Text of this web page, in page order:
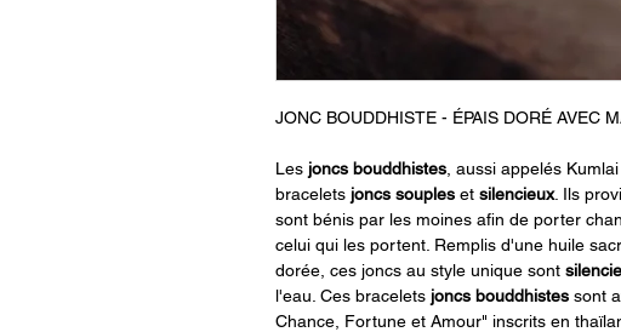
JONC BOUDDHISTE - ÉPAIS DORÉ AVEC
Les joncs bouddhistes , aussi appelés
bracelets joncs souples et silencieux. Ils
sont bénis par les moines afin de porter
celui qui les portent. Remplis d'une huile
dorée, ces joncs au style unique sont
l'eau. Ces bracelets joncs bouddhistes sont
Chance, Fortune et Amour" inscrits en